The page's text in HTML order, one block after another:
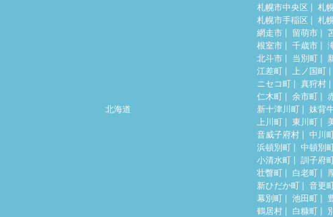
北海道
札幌市中央区 札
札幌市手稲区
札
網走市
留萌市
根室市
千歳市
北斗市
当別町
江差町
上ノ国町
ニセコ町
真狩村
仁木町
余市町
新十津川町
妹背
上川町
東川町
音威子府村
中川
浜頓別町
中頓別
小清水町
訓子府
壮瞥町
白老町
新ひだか町
音更
幕別町
池田町
鶴居村
白糠町